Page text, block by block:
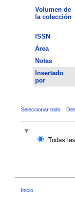
Volumen de
la colección
ISSN
Área
Notas
Insertado
por
Seleccionar todo
Todas
Inicio